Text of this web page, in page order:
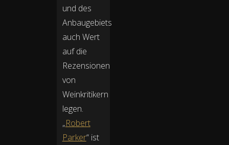
und des
Anbaugebiets
auch Wert
auf die
Rezensionen
von
Weinkritikern
legen.
„Robert
Parker“ ist